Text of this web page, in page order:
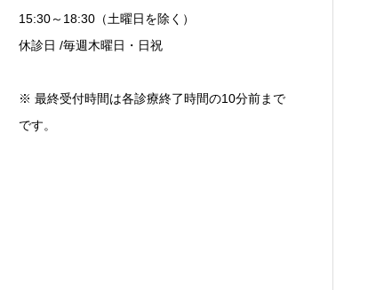
15:30～18:30（土曜日を除く）
休診日 /毎週木曜日・日祝
※ 最終受付時間は各診療終了時間の10分前まで
です。